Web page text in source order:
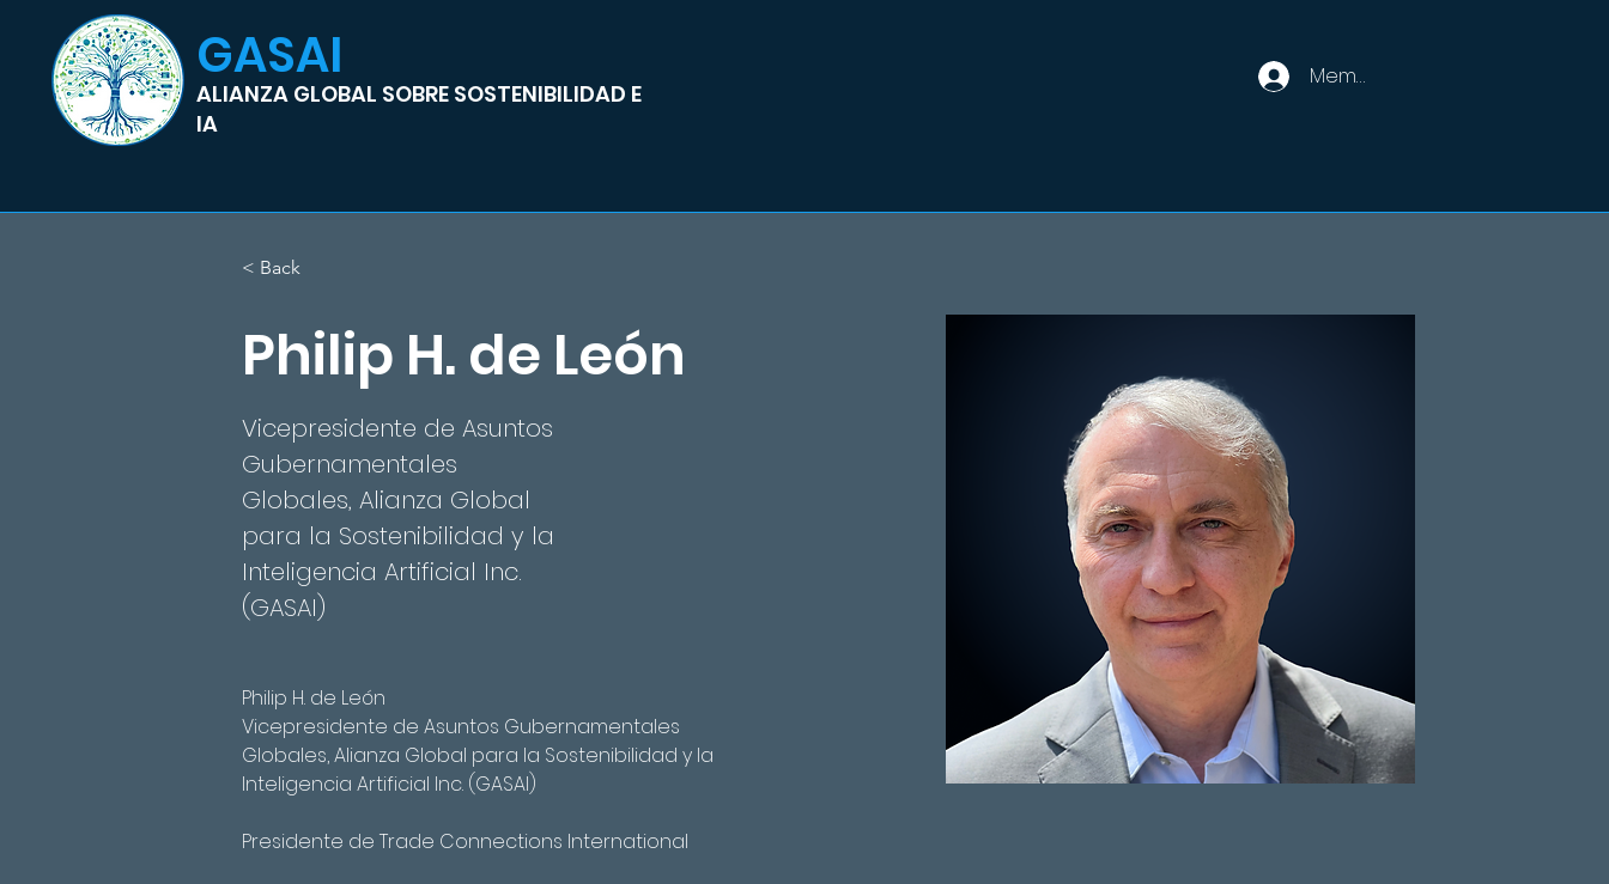
ALIANZA GLOBAL SOBRE SOSTENIBILIDAD E
IA
GASAI Member Login
< Back
Philip H. de León
Vicepresidente de Asuntos
Gubernamentales
Globales, Alianza Global
para la Sostenibilidad y la
Inteligencia Artificial Inc.
(GASAI)
Philip H. de León
Vicepresidente de Asuntos Gubernamentales
Globales, Alianza Global para la Sostenibilidad y la
Inteligencia Artificial Inc. (GASAI)
Presidente de Trade Connections International